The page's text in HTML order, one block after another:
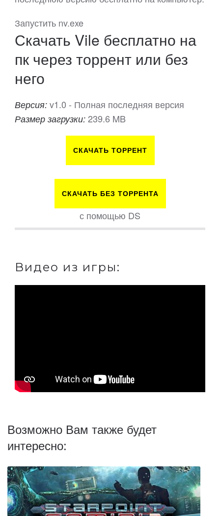
Запустить nv.exe
Скачать Vile бесплатно на
пк через торрент или без
него
Версия: v1.0 - Полная последняя версия
Размер загрузки: 239.6 MB
СКАЧАТЬ ТОРРЕНТ
СКАЧАТЬ БЕЗ ТОРРЕНТА
с помощью DS
Видео из игры:
Возможно Вам также будет
интересно: